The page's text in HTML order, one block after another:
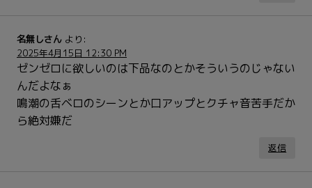
名無しさん より:
2025年4月15日 12:30 PM
ゼンゼロに欲しいのは下品なのとかそういうのじゃない
んだよなぁ
鳴潮の舌ベロのシーンとか口アップとクチャ音苦手だか
ら絶対嫌だ
返信